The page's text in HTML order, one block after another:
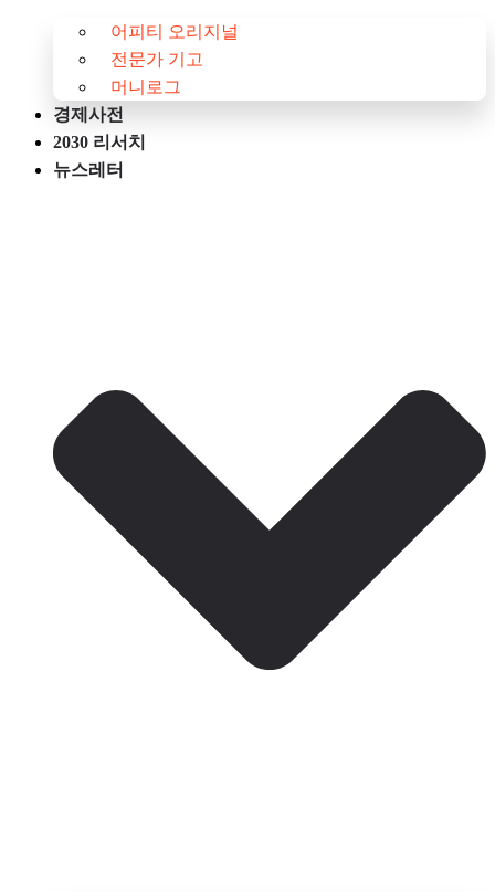
어피티 오리지널
전문가 기고
머니로그
경제사전
2030 리서치
뉴스레터